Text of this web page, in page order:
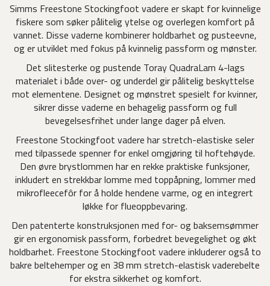
Simms Freestone Stockingfoot vadere er skapt for kvinnelige
fiskere som søker pålitelig ytelse og overlegen komfort på
vannet. Disse vaderne kombinerer holdbarhet og pusteevne,
og er utviklet med fokus på kvinnelig passform og mønster.
Det slitesterke og pustende Toray QuadraLam 4-lags
materialet i både over- og underdel gir pålitelig beskyttelse
mot elementene. Designet og mønstret spesielt for kvinner,
sikrer disse vaderne en behagelig passform og full
bevegelsesfrihet under lange dager på elven.
Freestone Stockingfoot vadere har stretch-elastiske seler
med tilpassede spenner for enkel omgjøring til hoftehøyde.
Den øvre brystlommen har en rekke praktiske funksjoner,
inkludert en strekkbar lomme med toppåpning, lommer med
mikrofleecefôr for å holde hendene varme, og en integrert
løkke for flueoppbevaring.
Den patenterte konstruksjonen med for- og baksemsømmer
gir en ergonomisk passform, forbedret bevegelighet og økt
holdbarhet. Freestone Stockingfoot vadere inkluderer også to
bakre beltehemper og en 38 mm stretch-elastisk vaderebelte
for ekstra sikkerhet og komfort.